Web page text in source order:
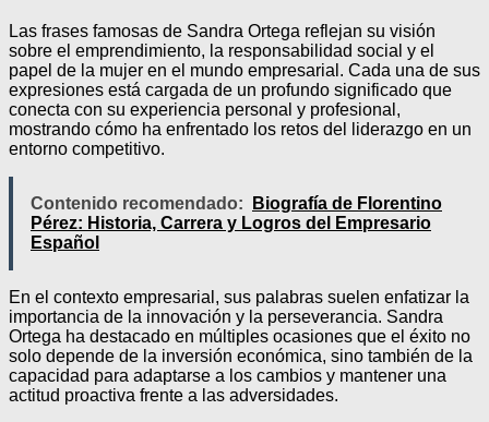
Las frases famosas de Sandra Ortega reflejan su visión
sobre el emprendimiento, la responsabilidad social y el
papel de la mujer en el mundo empresarial. Cada una de sus
expresiones está cargada de un profundo significado que
conecta con su experiencia personal y profesional,
mostrando cómo ha enfrentado los retos del liderazgo en un
entorno competitivo.
Contenido recomendado:
Biografía de Florentino
Pérez: Historia, Carrera y Logros del Empresario
Español
En el contexto empresarial, sus palabras suelen enfatizar la
importancia de la innovación y la perseverancia. Sandra
Ortega ha destacado en múltiples ocasiones que el éxito no
solo depende de la inversión económica, sino también de la
capacidad para adaptarse a los cambios y mantener una
actitud proactiva frente a las adversidades.